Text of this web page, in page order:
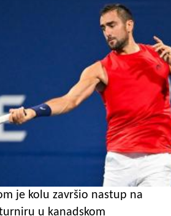
je kolu završio nastup na
u kanadskom